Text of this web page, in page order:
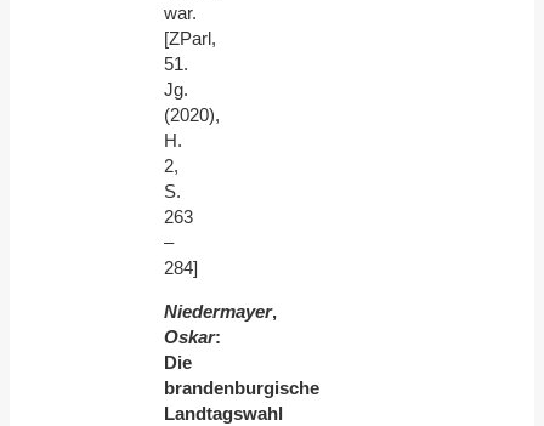
war.
[ZParl,
51.
Jg.
(2020),
H.
2,
S.
263
–
284]
Niedermayer,
Oskar:
Die
brandenburgische
Landtagswahl